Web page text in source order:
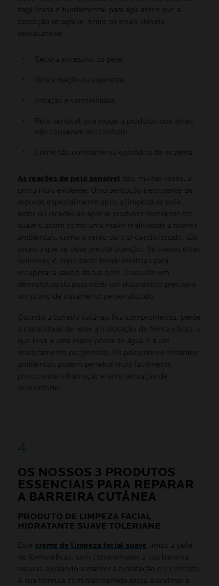
fragilizada é fundamental para agir antes que a
condição se agrave. Entre os sinais visíveis,
destacam-se:
Secura excessiva da pele.
Descamação ou aspereza.
Irritação e vermelhidão.
Pele sensível que reage a produtos que antes
não causavam desconforto.
Comichão constante ou episódios de eczema.
As reações de pele sensível são, muitas vezes, a
prova mais evidente. Uma sensação persistente de
repuxar, especialmente após a limpeza da pele,
ardor ou picadas ao aplicar produtos normalmente
suaves, assim como uma maior reatividade a fatores
ambientais, como o vento ou o ar condicionado, são
sinais a que se deve prestar atenção. Se tiveres estes
sintomas, é importante tomar medidas para
recuperar a saúde da tua pele. Consulte um
dermatologista para obter um diagnóstico preciso e
um plano de tratamento personalizado.
Quando a barreira cutânea fica comprometida, perde
a capacidade de reter a hidratação de forma eficaz, o
que leva a uma maior perda de água e a um
ressecamento progressivo. Os poluentes e irritantes
ambientais podem penetrar mais facilmente,
provocando inflamação e uma sensação de
desconforto.
OS NOSSOS 3 PRODUTOS
ESSENCIAIS PARA REPARAR
A BARREIRA CUTÂNEA
PRODUTO DE LIMPEZA FACIAL
HIDRATANTE SUAVE TOLERIANE
Este creme de limpeza facial suave limpa a pele
de forma eficaz, sem comprometer a sua barreira
natural, ajudando a manter a hidratação e o conforto.
A sua fórmula com niacinamida ajuda a acalmar a